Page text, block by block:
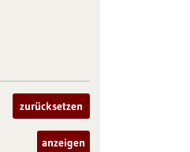
zurücksetzen
anzeigen